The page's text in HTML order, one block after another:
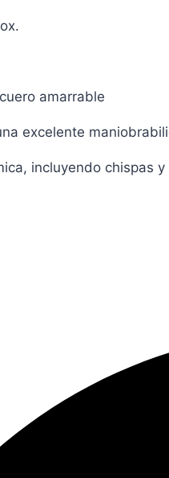
amarrable
excelente
incluyendo chispas